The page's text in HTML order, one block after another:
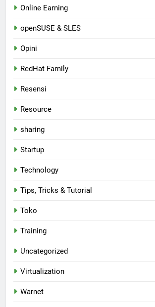
Online Earning
openSUSE & SLES
Opini
RedHat Family
Resensi
Resource
sharing
Startup
Technology
Tips, Tricks & Tutorial
Toko
Training
Uncategorized
Virtualization
Warnet